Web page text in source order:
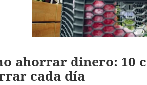
ahorrar dinero: 10
cada día